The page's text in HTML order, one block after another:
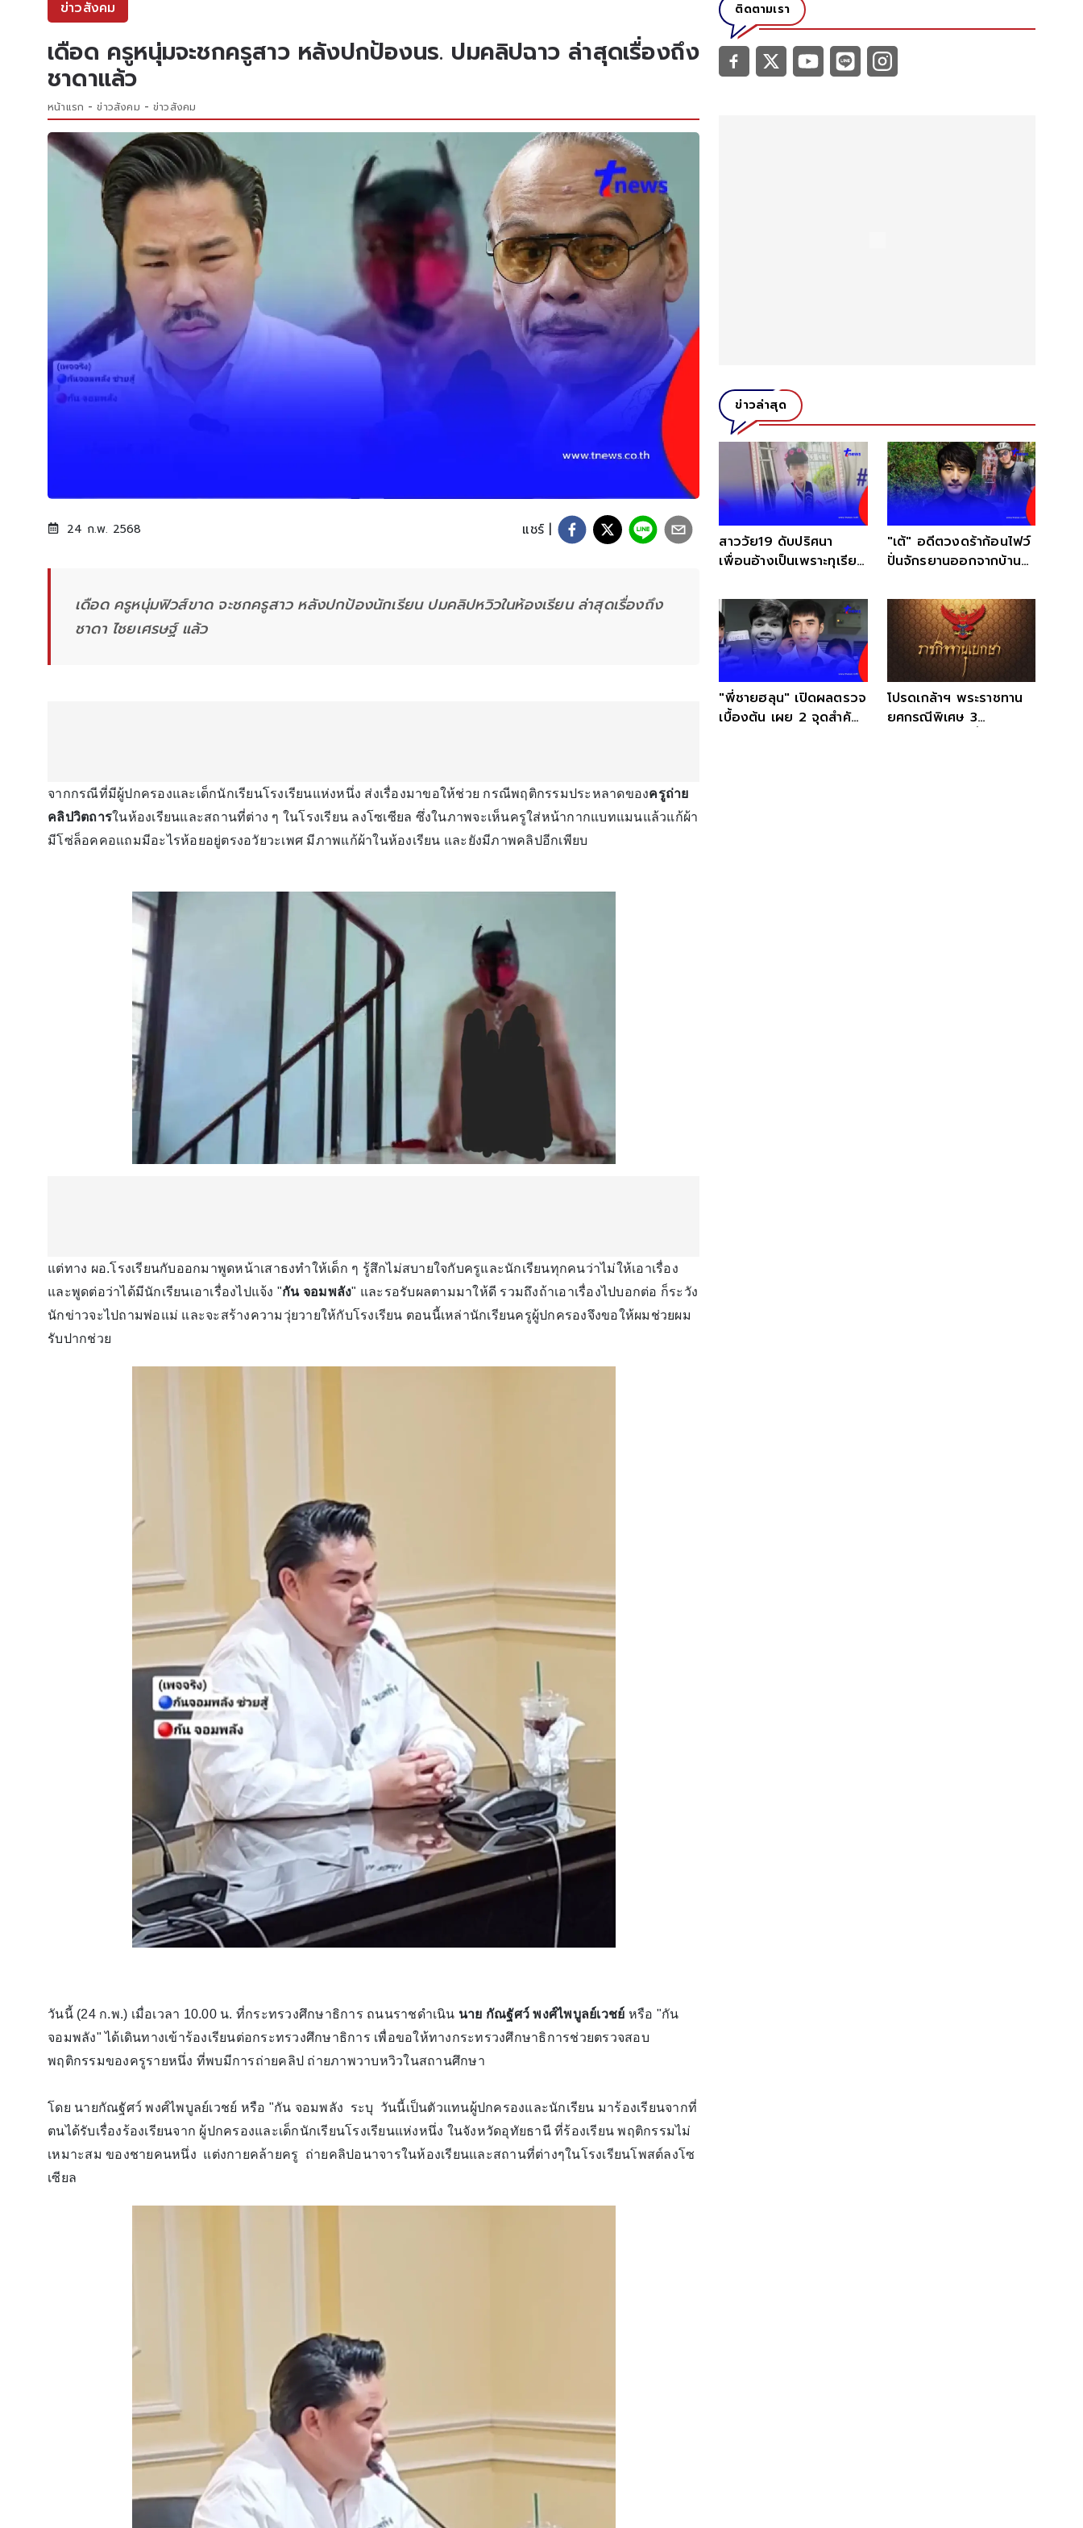
ข่าวสังคม
เดือด ครูหนุ่มจะชกครูสาว หลังปกป้องนร. ปมคลิปฉาว ล่าสุดเรื่องถึง
ชาดาแล้ว
หน้าแรก ข่าวสังคม ข่าวสังคม
24 ก.พ. 2568 แชร์ |
เดือด ครูหนุ่มฟิวส์ขาด จะชกครูสาว หลังปกป้องนักเรียน ปมคลิปหวิวในห้องเรียน ล่าสุดเรื่องถึง
ชาดา ไชยเศรษฐ์ แล้ว
จากกรณีที่มีผู้ปกครองและเด็กนักเรียนโรงเรียนแห่งหนึ่ง ส่งเรื่องมาขอให้ช่วย กรณีพฤติกรรมประหลาดของครูถ่าย
คลิปวิตถารในห้องเรียนและสถานที่ต่าง ๆ ในโรงเรียน ลงโซเซียล ซึ่งในภาพจะเห็นครูใส่หน้ากากแบทแมนแล้วแก้ผ้า
มีโซ่ล็อคคอแถมมีอะไรห้อยอยู่ตรงอวัยวะเพศ มีภาพแก้ผ้าในห้องเรียน และยังมีภาพคลิปอีกเพียบ
แต่ทาง ผอ.โรงเรียนกับออกมาพูดหน้าเสาธงทำให้เด็ก ๆ รู้สึกไม่สบายใจกับครูและนักเรียนทุกคนว่าไม่ให้เอาเรื่อง
และพูดต่อว่าได้มีนักเรียนเอาเรื่องไปแจ้ง "กัน จอมพลัง" และรอรับผลตามมาให้ดี รวมถึงถ้าเอาเรื่องไปบอกต่อ ก็ระวัง
นักข่าวจะไปถามพ่อแม่ และจะสร้างความวุ่ยวายให้กับโรงเรียน ตอนนี้เหล่านักเรียนครูผู้ปกครองจึงขอให้ผมช่วยผม
รับปากช่วย
วันนี้ (24 ก.พ.) เมื่อเวลา 10.00 น. ที่กระทรวงศึกษาธิการ ถนนราชดำเนิน นาย กัณฐัศว์ พงศ์ไพบูลย์เวชย์ หรือ "กัน
จอมพลัง" ได้เดินทางเข้าร้องเรียนต่อกระทรวงศึกษาธิการ เพื่อขอให้ทางกระทรวงศึกษาธิการช่วยตรวจสอบ
พฤติกรรมของครูรายหนึ่ง ที่พบมีการถ่ายคลิป ถ่ายภาพวาบหวิวในสถานศึกษา
โดย นายกัณฐัศว์ พงศ์ไพบูลย์เวชย์ หรือ "กัน จอมพลัง ระบุ วันนี้เป็นตัวแทนผู้ปกครองและนักเรียน มาร้องเรียนจากที่
ตนได้รับเรื่องร้องเรียนจาก ผู้ปกครองและเด็กนักเรียนโรงเรียนแห่งหนึ่ง ในจังหวัดอุทัยธานี ที่ร้องเรียน พฤติกรรมไม่
เหมาะสม ของชายคนหนึ่ง แต่งกายคล้ายครู ถ่ายคลิปอนาจารในห้องเรียนและสถานที่ต่างๆในโรงเรียนโพสต์ลงโซ
เซียล
ติดตามเรา
ข่าวล่าสุด
สาววัย19 ดับปริศนา
เพื่อนอ้างเป็นเพราะทุเรียน
"เต้" อดีตวงดร้าก้อนไฟว์
ปั่นจักรยานออกจากบ้าน
"พี่ชายฮลุน" เปิดผลตรวจ
เบื้องต้น เผย 2 จุดสำคัญ
โปรดเกล้าฯ พระราชทาน
ยศกรณีพิเศษ 3